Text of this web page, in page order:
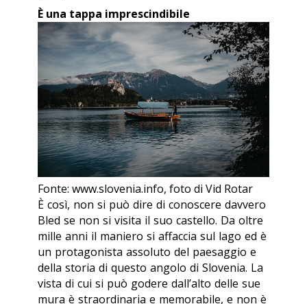
È una tappa imprescindibile
Fonte: www.slovenia.info, foto di Vid Rotar
È così, non si può dire di conoscere davvero
Bled se non si visita il suo castello. Da oltre
mille anni il maniero si affaccia sul lago ed è
un protagonista assoluto del paesaggio e
della storia di questo angolo di Slovenia. La
vista di cui si può godere dall’alto delle sue
mura è straordinaria e memorabile, e non è